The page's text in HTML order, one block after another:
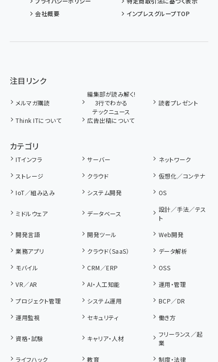
会社概要
インプレスグループTOP
注目リンク
メルマガ購読
編集部が読み解く!
3行でわかる
テックニュース
読者プレゼント
Think ITについて 広告出稿について
カテゴリ
ITインフラ サーバー
ネットワーク
ストレージ
クラウド
仮想化／コンテナ
IoT／組み込み
システム開発 OS
ミドルウェア データベース
設計／手法／テス
ト
開発言語
開発ツール
Web開発
業務アプリ
クラウド（SaaS）
データ解析
モバイル
CRM／ERP
OSS
VR／AR
AI・人工知能
運用・管理
プロジェクト管理
システム運用
BCP／DR
運用監視
セキュリティ 働き方
資格・試験 キャリア・人材
フリーランス／起
業
ライフハック
教育 制度・法律